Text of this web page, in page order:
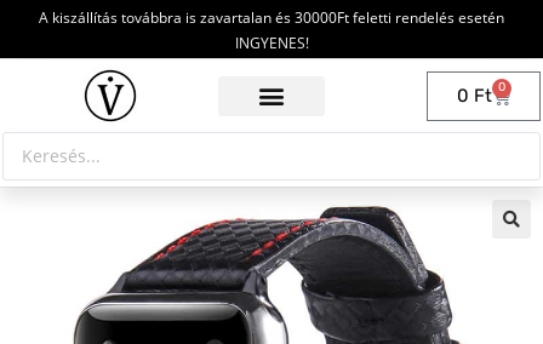
A kiszállítás továbbra is zavartalan és 30000Ft feletti rendelés esetén
INGYENES!
0 Ft 0